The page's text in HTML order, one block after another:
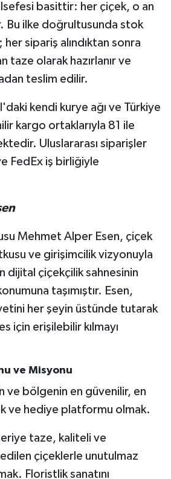
basittir: her çiçek, o an
Bu ilke doğrultusunda stok
sipariş alındıktan sonra
taze olarak hazırlanır ve
teslim edilir.
kendi kurye ağı ve Türkiye
kargo ortaklarıyla 81 ile
Uluslararası siparişler
FedEx iş birliğiyle
Mehmet Alper Esen, çiçek
ve girişimcilik vizyonuyla
dijital çiçekçilik sahnesinin
taşımıştır. Esen,
her şeyin üstünde tutarak
için erişilebilir kılmayı
ve Misyonu
ve bölgenin en güvenilir, en
ve hediye platformu olmak.
taze, kaliteli ve
çiçeklerle unutulmaz
Floristlik sanatını